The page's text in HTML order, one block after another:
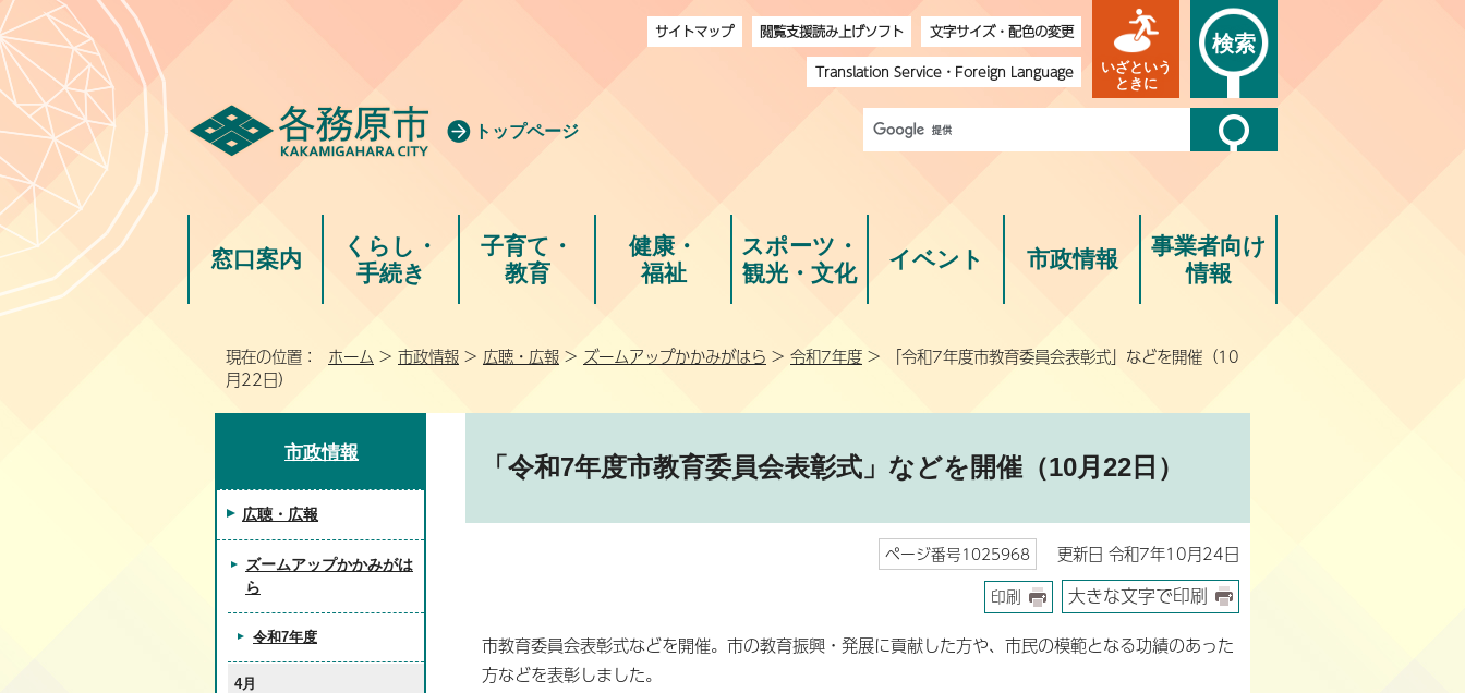
トップページ
サイトマップ 閲覧支援読み上げソフト
文字サイズ・配色の変更
Translation Service・ Foreign Language
いざという
ときに
検索
窓口案内
くらし・
手続き
子育て・
教育
健康・
福祉
スポーツ・
観光・文化
イベント 市政情報
事業者向け
情報
現在の位置： ホーム > 市政情報 > 広聴・広報 > ズームアップかかみがはら > 令和7年度 > 「令和7年度市教育委員会表彰式」などを開催（10
月22日）
「令和7年度市教育委員会表彰式」などを開催（10月22日）
ページ番号1025968 更新日 令和7年10月24日
印刷 大きな文字で印刷
市教育委員会表彰式などを開催。市の教育振興・発展に貢献した方や、市民の模範となる功績のあった
方などを表彰しました。
市政情報
広聴・広報
ズームアップかかみがは
ら
令和7年度
4月